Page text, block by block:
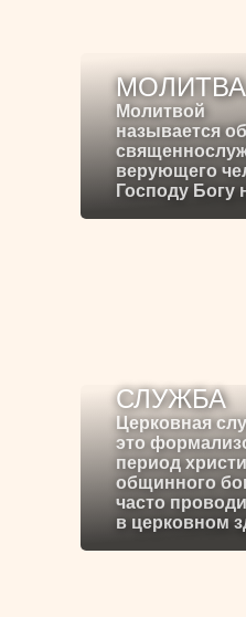
МОЛИТВА
Молитвой
называется
верующего
Господу Богу
СЛУЖБА
Церковная
это
период
общинного
часто
в церковном